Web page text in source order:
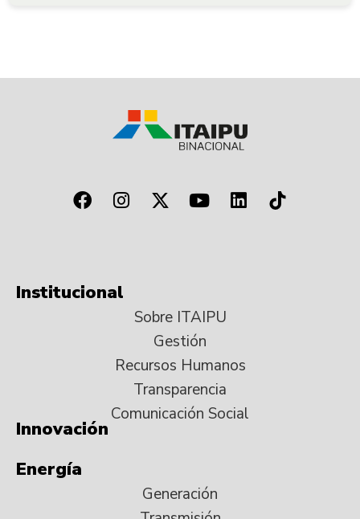
Institucional
Sobre ITAIPU
Gestión
Recursos Humanos
Transparencia
Comunicación Social
Innovación
Energía
Generación